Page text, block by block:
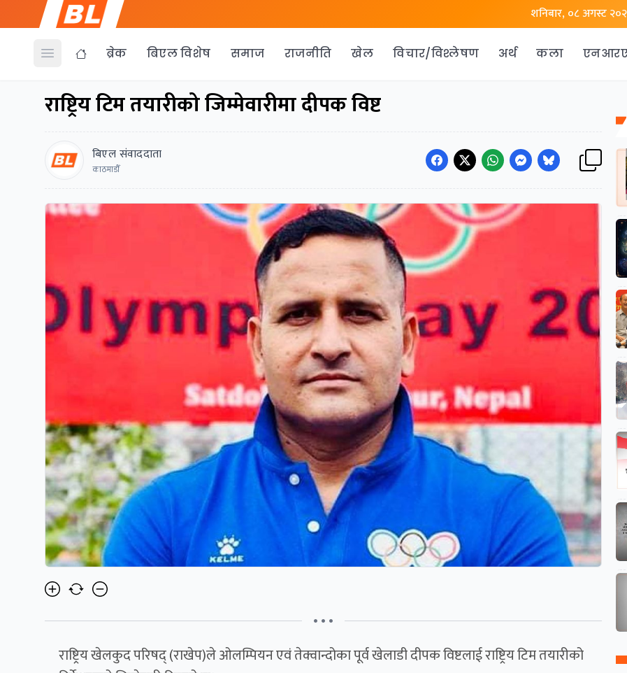
शनिबार, ०८ अगस्ट
Open menu ब्रेक बिएल विशेष समाज राजनीति खेल विचार/विश्लेषण अर्थ कला
राष्ट्रिय टिम तयारीको जिम्मेवारीमा दीपक विष्ट
बिएल संवाददाता
काठमाडाैँ
• • •
राष्ट्रिय खेलकुद परिषद् (राखेप)ले ओलम्पियन एवं तेक्वान्दोका पूर्व खेलाडी दीपक विष्टलाई राष्ट्रिय टिम तयारीको